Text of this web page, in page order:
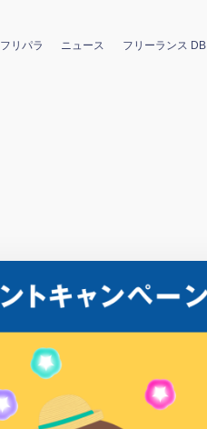
フリパラ ニュース フリーランス DB